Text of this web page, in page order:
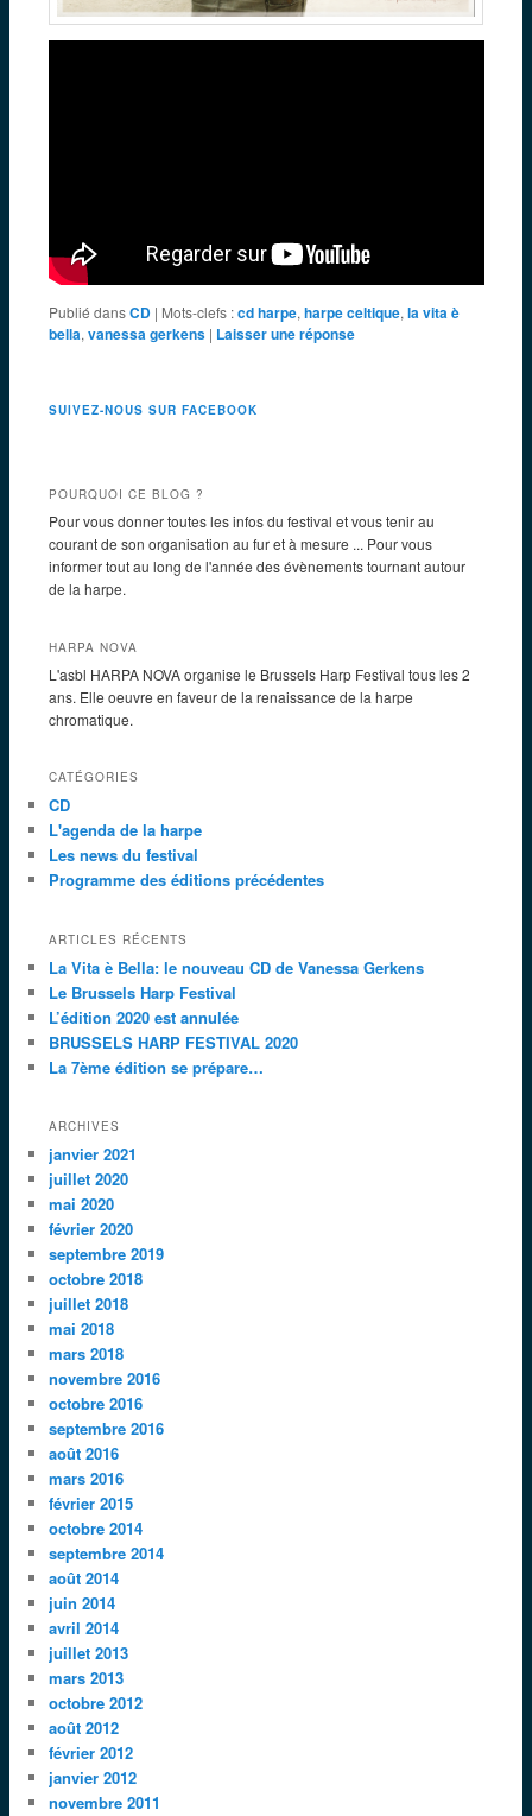
Publié dansCD | Mots-clefs :cd harpe, harpe celtique, la vita è
bella, vanessa gerkens | Laisser une réponse
SUIVEZ-NOUS SUR FACEBOOK
POURQUOI CE BLOG ?
Pour vous donner toutes les infos du festival et vous tenir au
courant de son organisation au fur et à mesure ... Pour vous
informer tout au long de l'année des évènements tournant autour
de la harpe.
HARPA NOVA
L'asbl HARPA NOVA organise le Brussels Harp Festival tous les 2
ans. Elle oeuvre en faveur de la renaissance de la harpe
chromatique.
CATÉGORIES
CD
L'agenda de la harpe
Les news du festival
Programme des éditions précédentes
ARTICLES RÉCENTS
La Vita è Bella: le nouveau CD de Vanessa Gerkens
Le Brussels Harp Festival
L’édition 2020 est annulée
BRUSSELS HARP FESTIVAL 2020
La 7ème édition se prépare…
ARCHIVES
janvier 2021
juillet 2020
mai 2020
février 2020
septembre 2019
octobre 2018
juillet 2018
mai 2018
mars 2018
novembre 2016
octobre 2016
septembre 2016
août 2016
mars 2016
février 2015
octobre 2014
septembre 2014
août 2014
juin 2014
avril 2014
juillet 2013
mars 2013
octobre 2012
août 2012
février 2012
janvier 2012
novembre 2011